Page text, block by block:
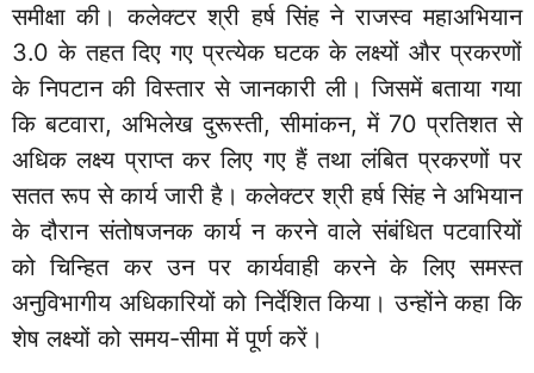
समीक्षा की। कलेक्टर श्री हर्ष सिंह ने राजस्व महाअभियान
3.0 के तहत दिए गए प्रत्येक घटक के लक्ष्यों और प्रकरणों
के निपटान की विस्तार से जानकारी ली। जिसमें बताया गया
कि बटवारा, अभिलेख दुरूस्ती, सीमांकन, में 70 प्रतिशत से
अधिक लक्ष्य प्राप्त कर लिए गए हैं तथा लंबित प्रकरणों पर
सतत रूप से कार्य जारी है। कलेक्टर श्री हर्ष सिंह ने अभियान
के दौरान संतोषजनक कार्य न करने वाले संबंधित पटवारियों
को चिन्हित कर उन पर कार्यवाही करने के लिए समस्त
अनुविभागीय अधिकारियों को निर्देशित किया। उन्होंने कहा कि
शेष लक्ष्यों को समय-सीमा में पूर्ण करें।